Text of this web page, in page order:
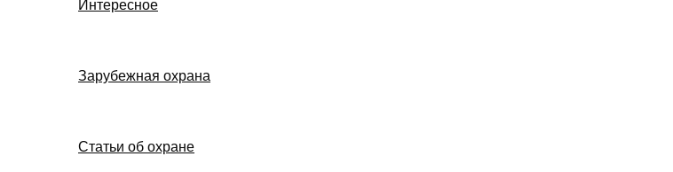
Интересное
Зарубежная охрана
Статьи об охране